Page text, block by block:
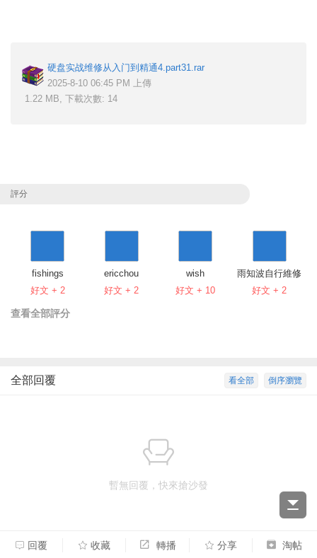
硬盘实战维修从入门到精通4.part31.rar
2025-8-10 06:45 PM 上傳
1.22 MB, 下載次數: 14
評分
fishings
好文 + 2
ericchou
好文 + 2
wish
好文 + 10
雨知波自行維修
好文 + 2
查看全部評分
倒序瀏覽
看全部
全部回覆
暫無回覆，快來搶沙發
回覆 收藏 轉播 分享 淘帖